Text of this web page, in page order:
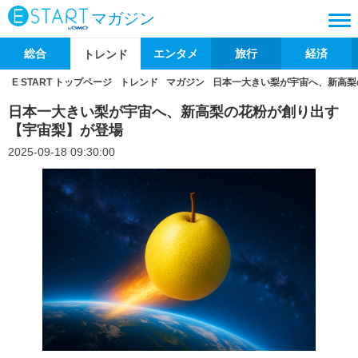
マガジン
総合 トレンド エンタメ 旅行 経済
E START トップページ トレンド マガジン 日本一大きい梨が宇宙へ、新高
日本一大きい梨が宇宙へ、新高梨の花粉が創り出す
【宇宙梨】が登場
2025-09-18 09:30:00